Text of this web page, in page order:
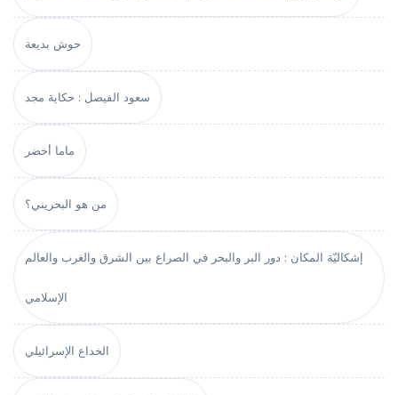
حوش بديعة
سعود الفيصل : حكاية مجد
ماما أخضر
من هو البحريني؟
إشكاليّة المكان : دور البر والبحر في الصراع بين الشرق والغرب والعالم
الإسلامي
الخداع الإسرائيلي